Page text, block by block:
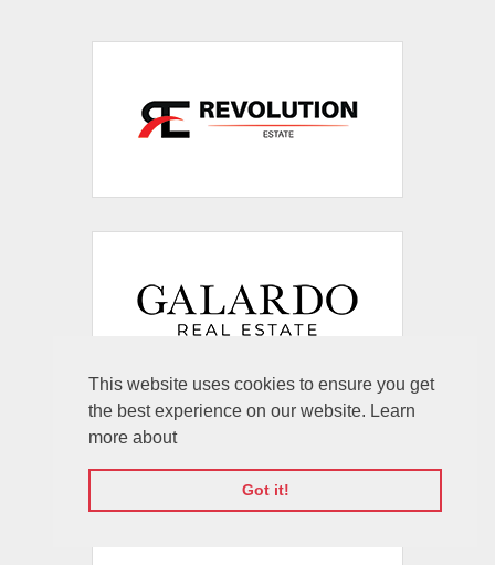
This website uses cookies to ensure you get
the best experience on our website. Learn
more about
Got it!